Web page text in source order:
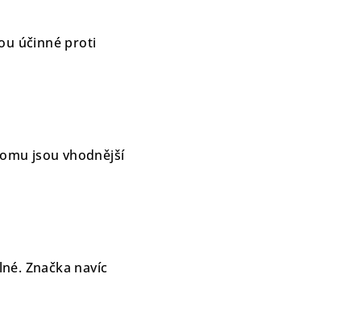
účinné proti
jsou vhodnější
Značka navíc